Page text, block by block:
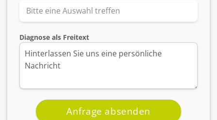
Diagnose als Freitext